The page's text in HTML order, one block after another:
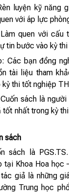
luyện kỹ năng
với áp lực
quen với cấu
tin bước vào kỳ thi
Các bạn đồng
tài liệu tham
thi tốt nghiệp
sách là người
nhất trong kỳ
sách
sách là
tại Khoa Hoa học
giả là những
Trung học